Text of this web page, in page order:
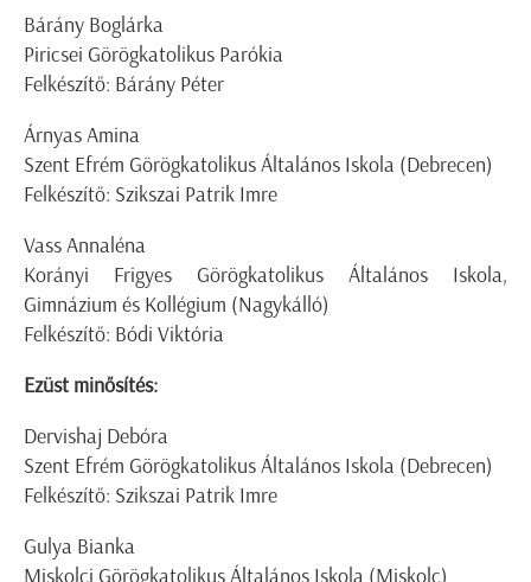
Bárány Boglárka
Piricsei Görögkatolikus Parókia
Felkészítő: Bárány Péter
Árnyas Amina
Szent Efrém Görögkatolikus Általános Iskola (Debrecen)
Felkészítő: Szikszai Patrik Imre
Vass Annaléna
Korányi Frigyes Görögkatolikus Általános Iskola,
Gimnázium és Kollégium (Nagykálló)
Felkészítő: Bódi Viktória
Ezüst minősítés:
Dervishaj Debóra
Szent Efrém Görögkatolikus Általános Iskola (Debrecen)
Felkészítő: Szikszai Patrik Imre
Gulya Bianka
Miskolci Görögkatolikus Általános Iskola (Miskolc)